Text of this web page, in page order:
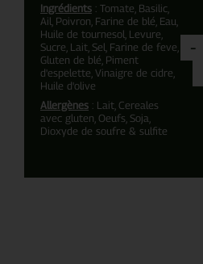
Ingrédients : Tomate, Basilic,
Ail, Poivron, Farine de blé, Eau,
Huile de tournesol, Levure,
Sucre, Lait, Sel, Farine de feve,
Gluten de blé, Piment
d'espelette, Vinaigre de cidre,
Huile d'olive
Allergènes : Lait, Cereales
avec gluten, Oeufs, Soja,
Dioxyde de soufre & sulfite
-